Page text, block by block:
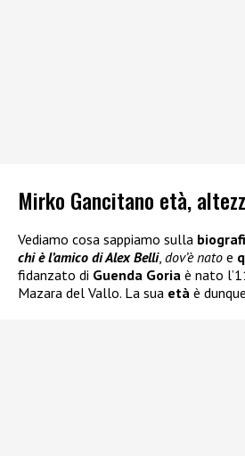
Mirko Gancitano età,
Vediamo cosa sappiamo sulla
chi è l’amico di Alex Belli, dov’è nato e
fidanzato di Guenda Goria è nato
Mazara del Vallo. La sua età è